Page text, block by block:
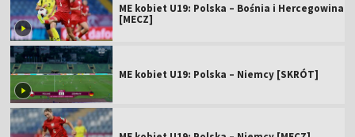
ME kobiet U19: Polska – Bośnia i Hercegowina
[MECZ]
ME kobiet U19: Polska – Niemcy [SKRÓT]